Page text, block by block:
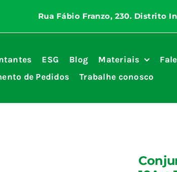
ESG Blog Materiais
de Pedidos
Trabalhe conosco